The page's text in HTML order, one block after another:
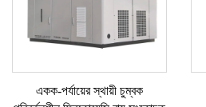
একক-পর্যায়ের স্থায়ী চুম্বক